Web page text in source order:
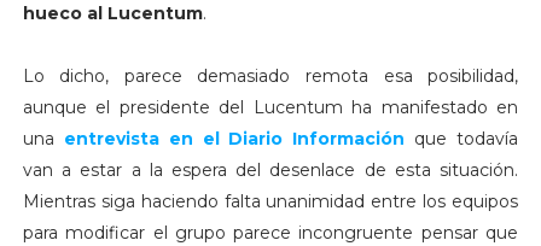
hueco al Lucentum.
Lo dicho, parece demasiado remota esa posibilidad,
aunque el presidente del Lucentum ha manifestado en
una entrevista en el Diario Información que todavía
van a estar a la espera del desenlace de esta situación.
Mientras siga haciendo falta unanimidad entre los equipos
para modificar el grupo parece incongruente pensar que